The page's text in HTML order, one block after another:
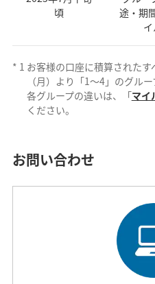
頃
途・期
* 1 お客様の口座に積算された
（月）より「1～4」のグルー
各グループの違いは、「マイ
ください。
お問い合わせ